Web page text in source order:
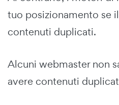
tuo posizionamento se
contenuti duplicati.
Alcuni webmaster non
avere contenuti